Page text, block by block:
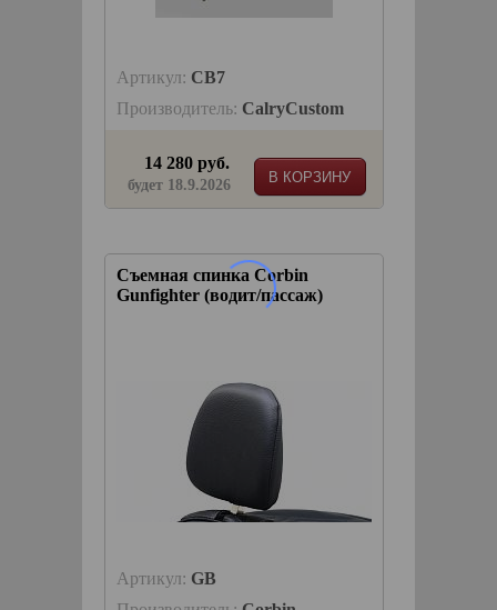
Артикул: CB7
Производитель: CalryCustom
В КОРЗИНУ
14 280 руб.
будет 18.9.2026
Съемная спинка Corbin
Gunfighter (водит/пассаж)
Артикул: GB